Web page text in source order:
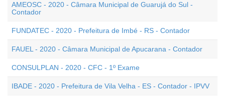
AMEOSC - 2020 - Câmara Municipal de Guarujá do Sul -
Contador
FUNDATEC - 2020 - Prefeitura de Imbé - RS - Contador
FAUEL - 2020 - Câmara Municipal de Apucarana - Contador
CONSULPLAN - 2020 - CFC - 1º Exame
IBADE - 2020 - Prefeitura de Vila Velha - ES - Contador - IPVV